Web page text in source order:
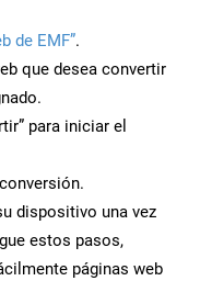
de EMF”.
que desea convertir
para iniciar el
dispositivo una vez
estos pasos,
páginas web